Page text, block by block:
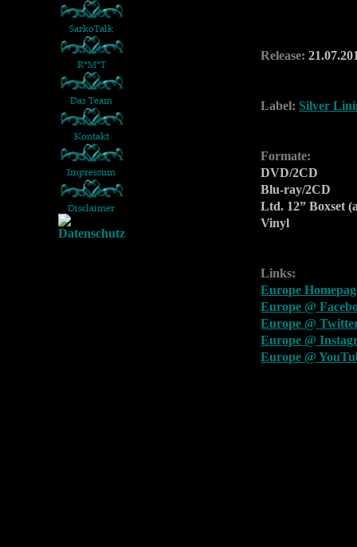
Release:
Label: Silver
Formate:
DVD/2CD
Blu-ray/2CD
Ltd. 12” Boxset
Vinyl
Links:
Europe
Europe @
Europe @
Europe @
Europe @